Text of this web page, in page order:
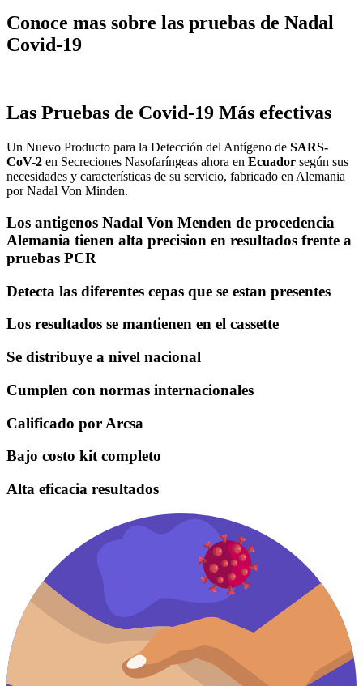
Conoce mas sobre las pruebas de Nadal
Covid-19
Las Pruebas de Covid-19 Más efectivas
Un Nuevo Producto para la Detección del Antígeno de SARS-
CoV-2 en Secreciones Nasofaríngeas ahora en Ecuador según sus
necesidades y características de su servicio, fabricado en Alemania
por Nadal Von Minden.
Los antigenos Nadal Von Menden de procedencia
Alemania tienen alta precision en resultados frente a
pruebas PCR
Detecta las diferentes cepas que se estan presentes
Los resultados se mantienen en el cassette
Se distribuye a nivel nacional
Cumplen con normas internacionales
Calificado por Arcsa
Bajo costo kit completo
Alta eficacia resultados